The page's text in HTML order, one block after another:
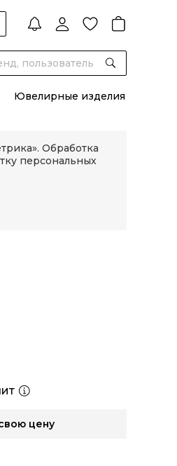
Ювелирные изделия
Обработка
персональных
цену